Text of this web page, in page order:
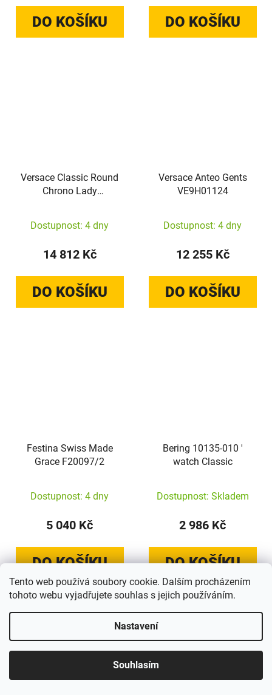
Tento web používá soubory cookie. Dalším procházením
tohoto webu vyjadřujete souhlas s jejich používáním.
Nastavení
Souhlasím
DO KOŠÍKU DO KOŠÍKU
Versace Classic Round
Chrono Lady
Dostupnost: 4 dny
14 812 Kč
DO KOŠÍKU
Versace Anteo Gents
VE9H01124
Dostupnost: 4 dny
12 255 Kč
DO KOŠÍKU
Festina Swiss Made
Grace F20097/2
Dostupnost: 4 dny
5 040 Kč
DO KOŠÍKU
Bering 10135-010 '
watch Classic
Dostupnost: Skladem
2 986 Kč
DO KOŠÍKU